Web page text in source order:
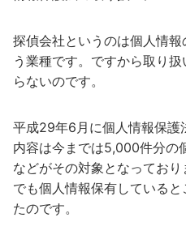
探偵会社というのは個人情
う業種です。ですから取り
らないのです。
平成29年6月に個人情報保護
内容は今までは5,000件分の
などがその対象となってお
でも個人情報保有している
たのです。